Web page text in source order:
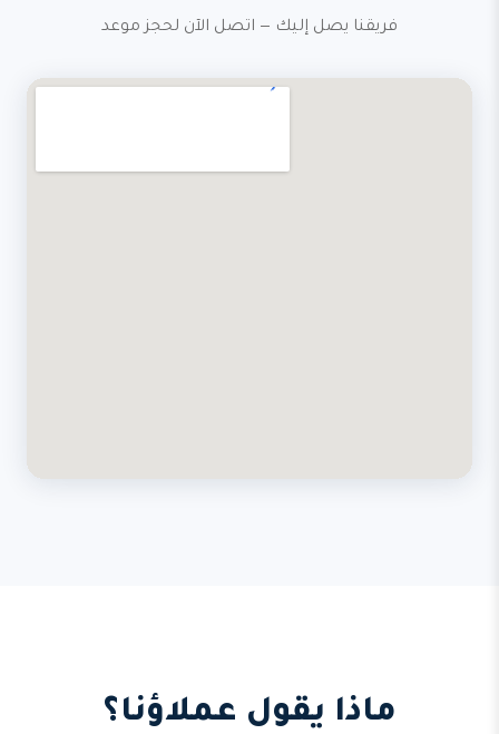
فريقنا يصل إليك — اتصل الآن لحجز موعد
ماذا يقول عملاؤنا؟